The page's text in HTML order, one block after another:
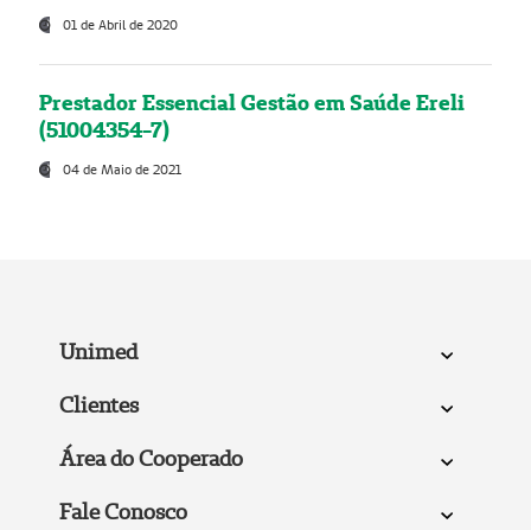
01 de Abril de 2020
Prestador Essencial Gestão em Saúde Ereli
(51004354-7)
04 de Maio de 2021
Unimed
Clientes
Área do Cooperado
Fale Conosco